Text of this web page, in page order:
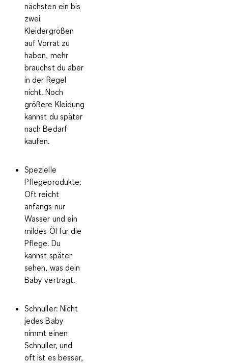
nächsten ein bis
zwei
Kleidergrößen
auf Vorrat zu
haben, mehr
brauchst du aber
in der Regel
nicht. Noch
größere Kleidung
kannst du später
nach Bedarf
kaufen.
Spezielle
Pflegeprodukte:
Oft reicht
anfangs nur
Wasser und ein
mildes Öl für die
Pflege. Du
kannst später
sehen, was dein
Baby verträgt.
Schnuller: Nicht
jedes Baby
nimmt einen
Schnuller, und
oft ist es besser,